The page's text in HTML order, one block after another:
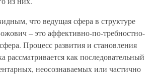
что ведущая сфера в структуре
– это аффективно-по-требностно-
Процесс развития и становления
рассматривается как последовательный
неосознаваемых или частично